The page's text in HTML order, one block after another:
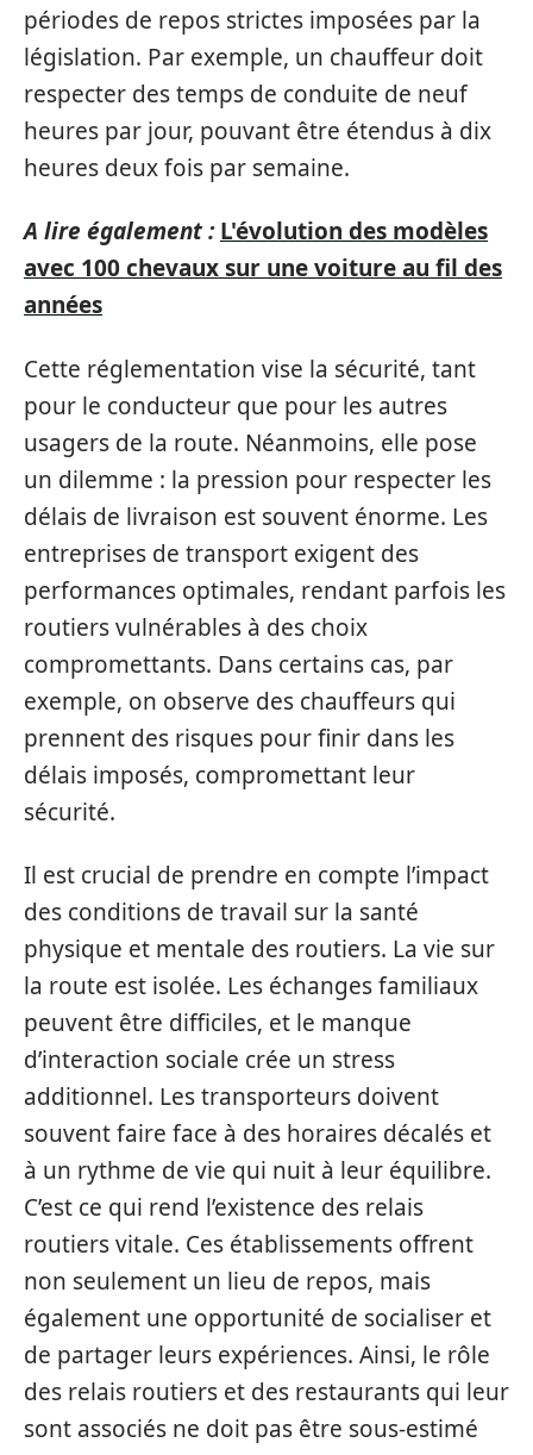
périodes de repos strictes imposées par la
législation. Par exemple, un chauffeur doit
respecter des temps de conduite de neuf
heures par jour, pouvant être étendus à dix
heures deux fois par semaine.
A lire également : L'évolution des modèles
avec 100 chevaux sur une voiture au fil des
années
Cette réglementation vise la sécurité, tant
pour le conducteur que pour les autres
usagers de la route. Néanmoins, elle pose
un dilemme : la pression pour respecter les
délais de livraison est souvent énorme. Les
entreprises de transport exigent des
performances optimales, rendant parfois les
routiers vulnérables à des choix
compromettants. Dans certains cas, par
exemple, on observe des chauffeurs qui
prennent des risques pour finir dans les
délais imposés, compromettant leur
sécurité.
Il est crucial de prendre en compte l’impact
des conditions de travail sur la santé
physique et mentale des routiers. La vie sur
la route est isolée. Les échanges familiaux
peuvent être difficiles, et le manque
d’interaction sociale crée un stress
additionnel. Les transporteurs doivent
souvent faire face à des horaires décalés et
à un rythme de vie qui nuit à leur équilibre.
C’est ce qui rend l’existence des relais
routiers vitale. Ces établissements offrent
non seulement un lieu de repos, mais
également une opportunité de socialiser et
de partager leurs expériences. Ainsi, le rôle
des relais routiers et des restaurants qui leur
sont associés ne doit pas être sous-estimé